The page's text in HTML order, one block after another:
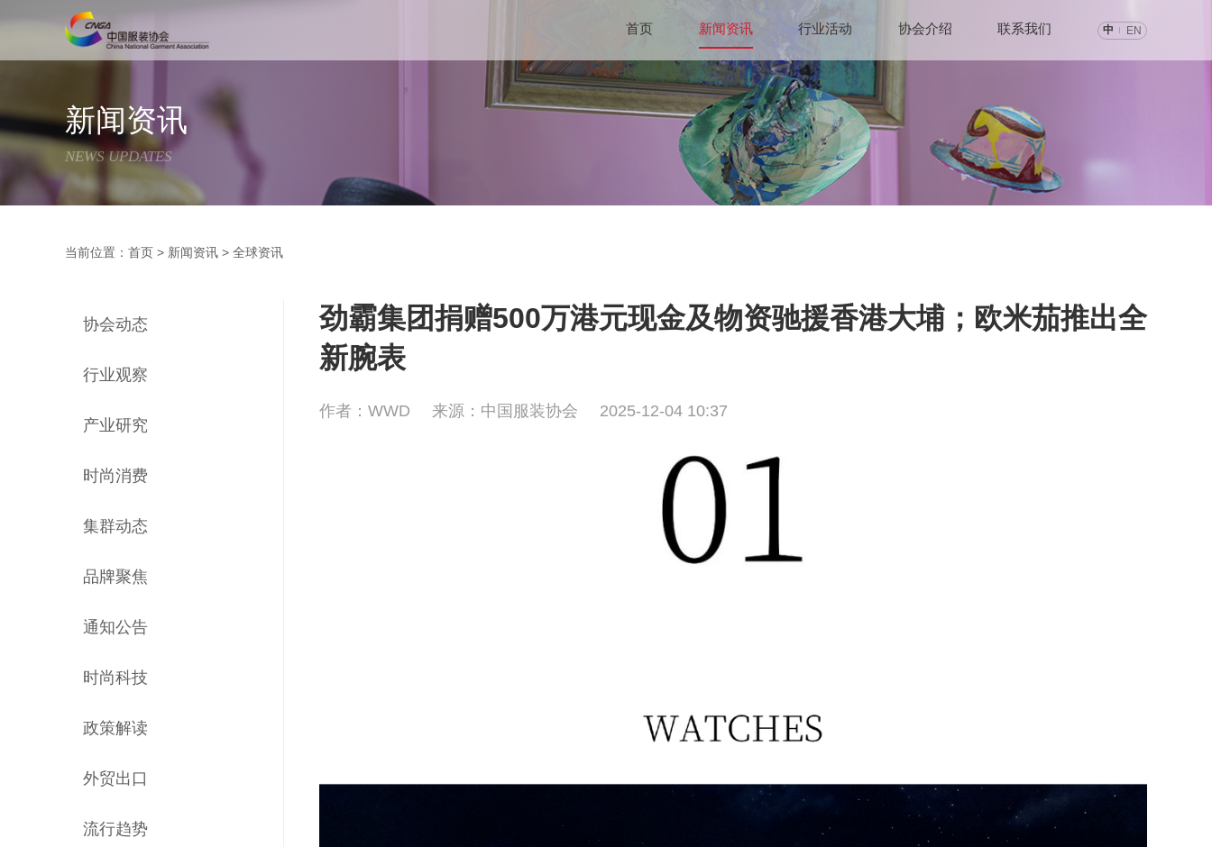
首页 新闻资讯 行业活动 协会介绍 联系我们 中 EN
新闻资讯
NEWS UPDATES
当前位置： 首页 > 新闻资讯 > 全球资讯
协会动态
行业观察
产业研究
时尚消费
集群动态
品牌聚焦
通知公告
时尚科技
政策解读
外贸出口
流行趋势
劲霸集团捐赠500万港元现金及物资驰援香港大埔；欧米茄推出全
新腕表
作者：WWD 来源：中国服装协会 2025-12-04 10:37